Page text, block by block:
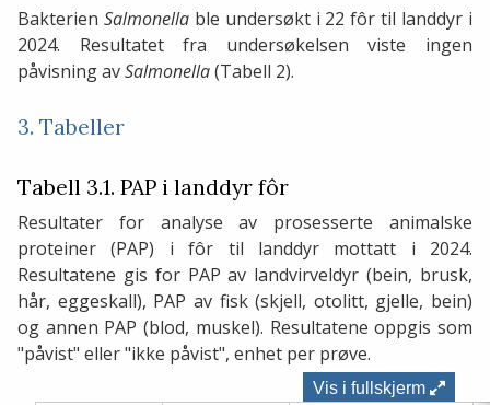
Bakterien Salmonellable undersøkt i 22 fôr til landdyr i
2024. Resultatet fra undersøkelsen viste ingen
påvisning avSalmonella(Tabell 2).
3. Tabeller
Tabell 3.1. PAP i landdyr fôr
Resultater for analyse av prosesserte animalske
proteiner (PAP) i fôr til landdyr mottatt i 2024.
Resultatene gis for PAP av landvirveldyr (bein, brusk,
hår, eggeskall), PAP av fisk (skjell, otolitt, gjelle, bein)
og annen PAP (blod, muskel). Resultatene oppgis som
"påvist" eller "ikke påvist", enhet per prøve.
Vis i fullskjerm